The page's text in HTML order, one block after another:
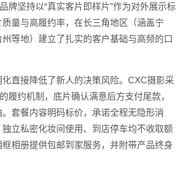
牌坚持以“真实客片即样片”作为对外展示标
量与高履约率，在长三角地区（涵盖宁
等地）建立了扎实的客户基础与高频的口
直接降低了新人的决策风险。CXC摄影采
履约机制，底片确认满意后方支付尾款，
套餐内容明码标价，承诺全程无隐形消
立私密化妆间使用、到店停车均不收取额
相册提供包邮到家服务，并附带产品终身